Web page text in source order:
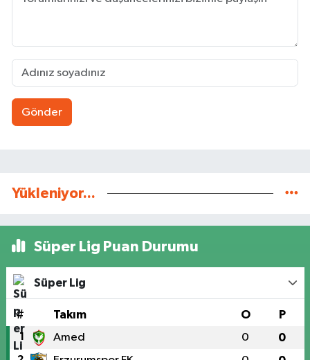
Gönder
Yükleniyor...
Süper Lig Puan Durumu
Süper Lig
# Takım O P
1 Amed 0 0